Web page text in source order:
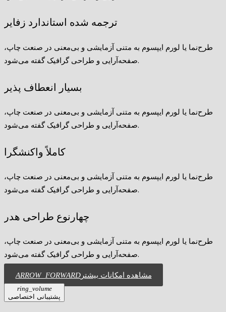
ترجمه شده استاندارد زفایر
طرح‌نما یا لورم ایپسوم به متنی آزمایشی و بی‌معنی در صنعت چاپ،
صفحه‌آرایی و طراحی گرافیک گفته می‌شود.
بسیار انعطاف پذیر
طرح‌نما یا لورم ایپسوم به متنی آزمایشی و بی‌معنی در صنعت چاپ،
صفحه‌آرایی و طراحی گرافیک گفته می‌شود.
کاملاً واکنشگرا
طرح‌نما یا لورم ایپسوم به متنی آزمایشی و بی‌معنی در صنعت چاپ،
صفحه‌آرایی و طراحی گرافیک گفته می‌شود.
چهارنوع طراحی هدر
طرح‌نما یا لورم ایپسوم به متنی آزمایشی و بی‌معنی در صنعت چاپ،
صفحه‌آرایی و طراحی گرافیک گفته می‌شود.
ARROW_FORWARDمشاهده امکانات بیشتر
ring_volume
پشتیبانی اختصاصی